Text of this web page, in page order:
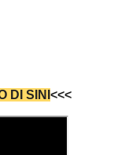
DI SINI <<<